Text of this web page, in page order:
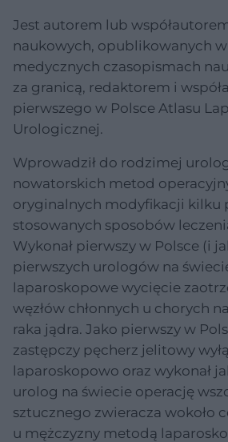
Jest autorem lub
naukowych, opublikowanych
medycznych czasopismach
za granicą, redaktorem i
pierwszego w Polsce Atlasu
Urologicznej.
Wprowadził do rodzimej
nowatorskich metod
oryginalnych modyfikacji kilku
stosowanych sposobów
Wykonał pierwszy w Polsce (i
pierwszych urologów na
laparoskopowe wycięcie
węzłów chłonnych u chorych
raka jądra. Jako pierwszy w
zastępczy pęcherz jelitowy
laparoskopowo oraz wykonał
urolog na świecie operację
sztucznego zwieracza wokoło
u mężczyzny metodą